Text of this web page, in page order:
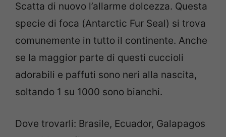
Scatta di nuovo l’allarme dolcezza. Questa
specie di foca (Antarctic Fur Seal) si trova
comunemente in tutto il continente. Anche
se la maggior parte di questi cuccioli
adorabili e paffuti sono neri alla nascita,
soltando 1 su 1000 sono bianchi.
Dove trovarli: Brasile, Ecuador, Galapagos